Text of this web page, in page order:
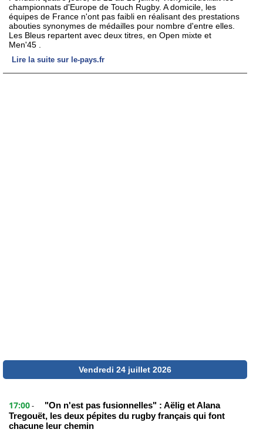
championnats d'Europe de Touch Rugby. A domicile, les
équipes de France n'ont pas faibli en réalisant des prestations
abouties synonymes de médailles pour nombre d'entre elles.
Les Bleus repartent avec deux titres, en Open mixte et
Men'45 .
Lire la suite sur le-pays.fr
Vendredi 24 juillet 2026
17:00 -
"On n'est pas fusionnelles" : Aëlig et Alana
Tregouët, les deux pépites du rugby français qui font
chacune leur chemin